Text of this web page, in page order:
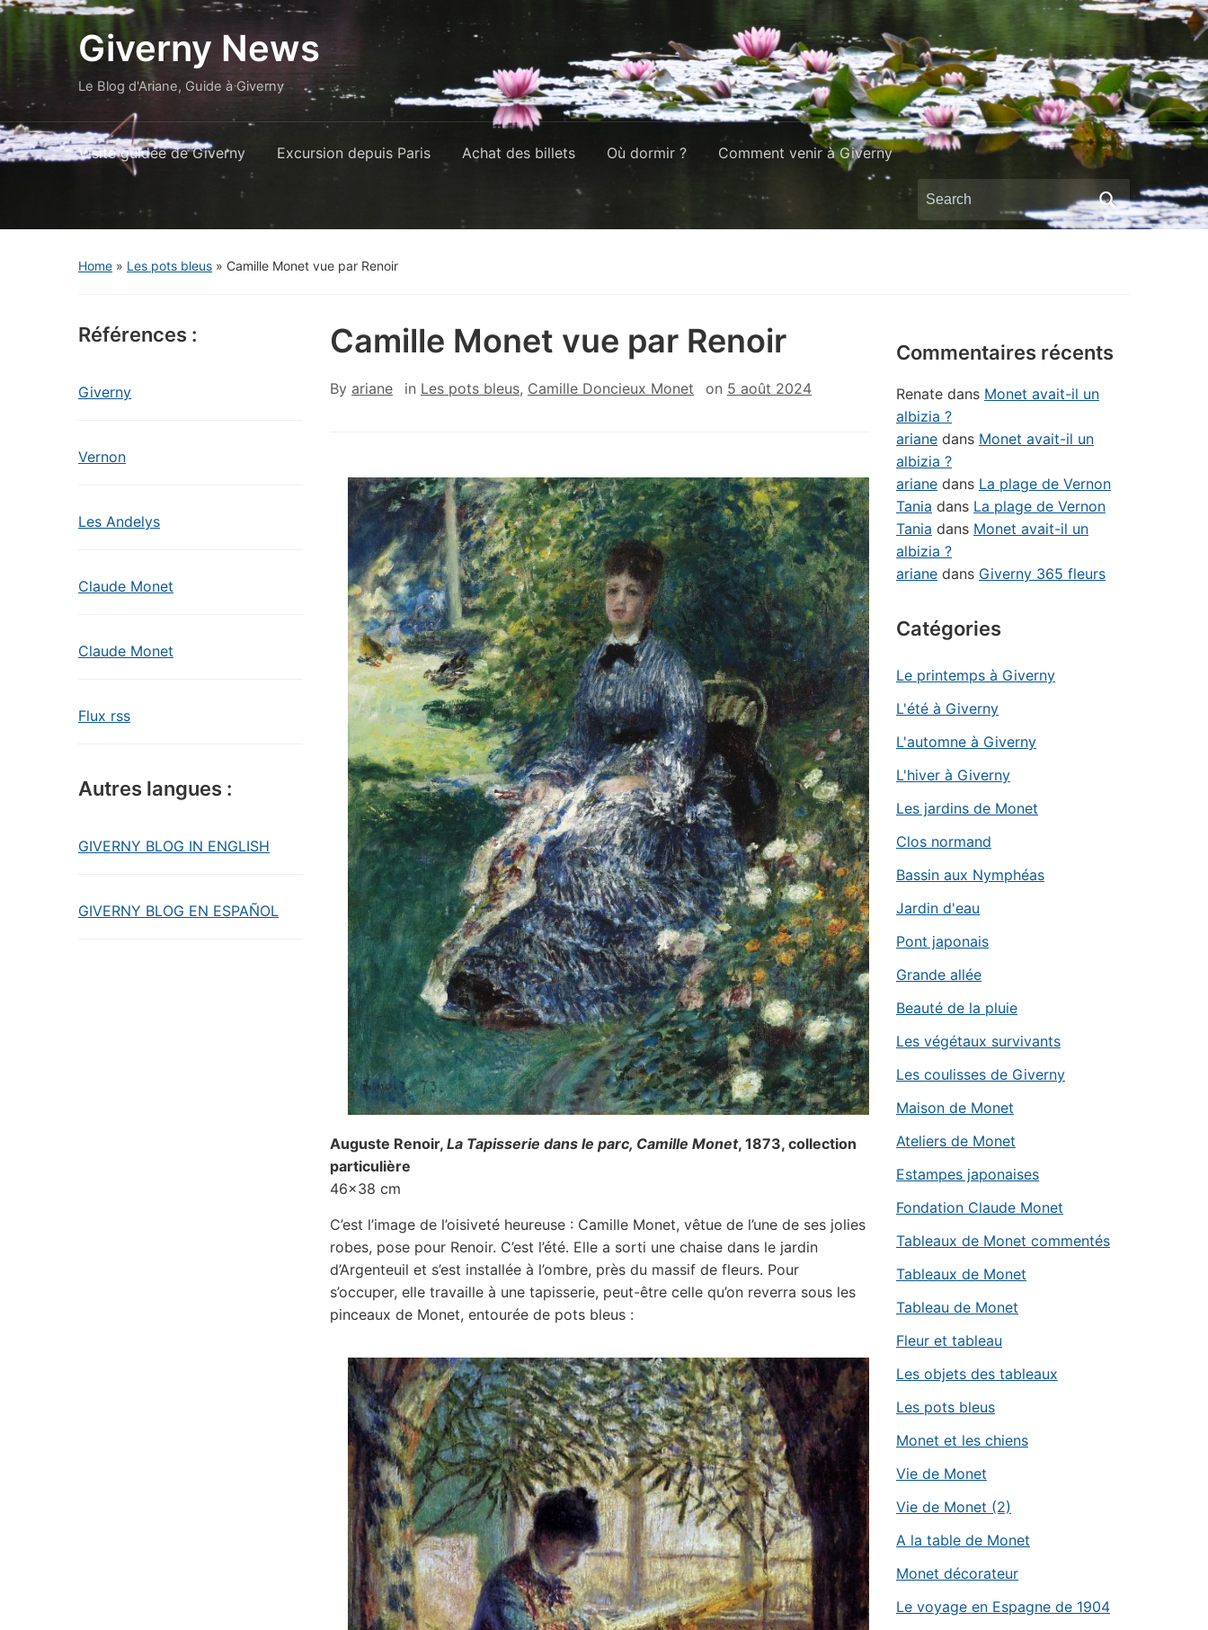
Giverny News
Le Blog d'Ariane, Guide à Giverny
Visite guidée de Giverny Excursion depuis Paris Achat des billets Où dormir ? Comment venir à Giverny
Search
for:
Home » Les pots bleus » Camille Monet vue par Renoir
Références :
Giverny
Vernon
Les Andelys
Claude Monet
Claude Monet
Flux rss
Autres langues :
GIVERNY BLOG IN ENGLISH
GIVERNY BLOG EN ESPAÑOL
Camille Monet vue par Renoir
By ariane in Les pots bleus, Camille Doncieux Monet on 5 août 2024
Auguste Renoir, La Tapisserie dans le parc, Camille Monet, 1873, collection
particulière
46×38 cm
C’est l’image de l’oisiveté heureuse : Camille Monet, vêtue de l’une de ses jolies
robes, pose pour Renoir. C’est l’été. Elle a sorti une chaise dans le jardin
d’Argenteuil et s’est installée à l’ombre, près du massif de fleurs. Pour
s’occuper, elle travaille à une tapisserie, peut-être celle qu’on reverra sous les
pinceaux de Monet, entourée de pots bleus :
Commentaires récents
Renate dans Monet avait-il un
albizia ?
ariane dans Monet avait-il un
albizia ?
ariane dans La plage de Vernon
Tania dans La plage de Vernon
Tania dans Monet avait-il un
albizia ?
ariane dans Giverny 365 fleurs
Catégories
Le printemps à Giverny
L'été à Giverny
L'automne à Giverny
L'hiver à Giverny
Les jardins de Monet
Clos normand
Bassin aux Nymphéas
Jardin d'eau
Pont japonais
Grande allée
Beauté de la pluie
Les végétaux survivants
Les coulisses de Giverny
Maison de Monet
Ateliers de Monet
Estampes japonaises
Fondation Claude Monet
Tableaux de Monet commentés
Tableaux de Monet
Tableau de Monet
Fleur et tableau
Les objets des tableaux
Les pots bleus
Monet et les chiens
Vie de Monet
Vie de Monet (2)
A la table de Monet
Monet décorateur
Le voyage en Espagne de 1904